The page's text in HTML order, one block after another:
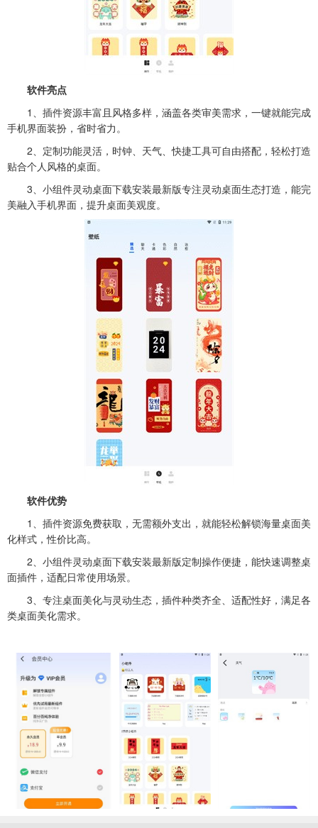
软件亮点
1、插件资源丰富且风格多样，涵盖各类审美需求，一键就能完成
手机界面装扮，省时省力。
2、定制功能灵活，时钟、天气、快捷工具可自由搭配，轻松打造
贴合个人风格的桌面。
3、小组件灵动桌面下载安装最新版专注灵动桌面生态打造，能完
美融入手机界面，提升桌面美观度。
软件优势
1、插件资源免费获取，无需额外支出，就能轻松解锁海量桌面美
化样式，性价比高。
2、小组件灵动桌面下载安装最新版定制操作便捷，能快速调整桌
面插件，适配日常使用场景。
3、专注桌面美化与灵动生态，插件种类齐全、适配性好，满足各
类桌面美化需求。